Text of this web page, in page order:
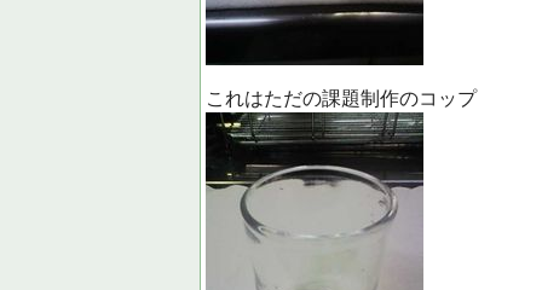
これはただの課題制作のコップ